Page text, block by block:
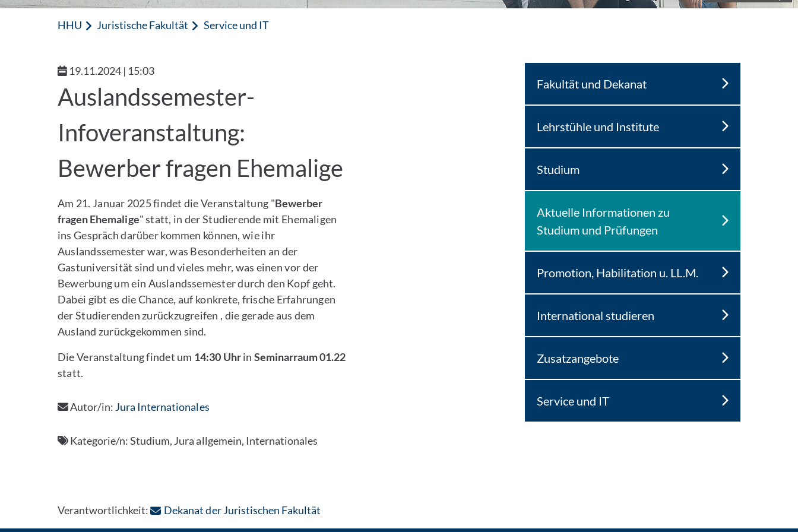
HHU Juristische Fakultät Service und IT
19.11.2024 | 15:03
Auslandssemester-
Infoveranstaltung:
Bewerber fragen Ehemalige
Am 21. Januar 2025 findet die Veranstaltung "Bewerber
fragen Ehemalige" statt, in der Studierende mit Ehemaligen
ins Gespräch darüber kommen können, wie ihr
Auslandssemester war, was Besonderheiten an der
Gastuniversität sind und vieles mehr, was einen vor der
Bewerbung um ein Auslandssemester durch den Kopf geht.
Dabei gibt es die Chance, auf konkrete, frische Erfahrungen
der Studierenden zurückzugreifen , die gerade aus dem
Ausland zurückgekommen sind.
Die Veranstaltung findet um 14:30 Uhrin Seminarraum 01.22
statt.
Autor/in: Jura Internationales
Kategorie/n:Studium, Jura allgemein, Internationales
Fakultät und Dekanat
Lehrstühle und Institute
Studium
Aktuelle Informationen zu
Studium und Prüfungen
Promotion, Habilitation u. LL.M.
International studieren
Zusatzangebote
Service und IT
Verantwortlichkeit: Dekanat der Juristischen Fakultät: Per E-Mail kontaktieren